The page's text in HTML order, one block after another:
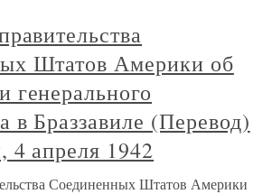
Штатов Америки об
генерального
в Браззавиле (Перевод)
4 апреля 1942
Соединенных Штатов Америки